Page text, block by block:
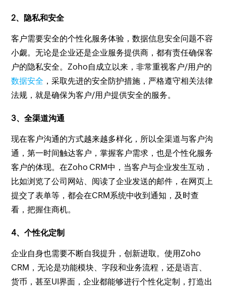
2、隐私和安全
客户需要安全的个性化服务体验，数据信息安全问题不容
小觑。无论是企业还是企业服务提供商，都有责任确保客
户的隐私安全。Zoho自成立以来，非常重视客户/用户的
数据安全 ，采取先进的安全防护措施，严格遵守相关法律
法规，就是确保为客户/用户提供安全的服务。
3、全渠道沟通
现在客户沟通的方式越来越多样化，所以全渠道与客户沟
通，第一时间触达客户，掌握客户需求，也是个性化服务
客户的体现。在Zoho CRM中，当客户与企业发生互动，
比如浏览了公司网站、阅读了企业发送的邮件，在网页上
提交了表单等，都会在CRM系统中收到通知，及时查
看，把握住商机。
4、个性化定制
企业自身也需要不断自我提升，创新进取。使用Zoho
CRM，无论是功能模块、字段和业务流程，还是语言、
货币，甚至UI界面，企业都能够进行个性化定制，打造出